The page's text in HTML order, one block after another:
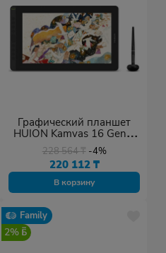
Графический планшет
HUION Kamvas 16 Gen 3
GS1563 черный
228 564₸ -4%
220 112 ₸
В корзину
Family
2%